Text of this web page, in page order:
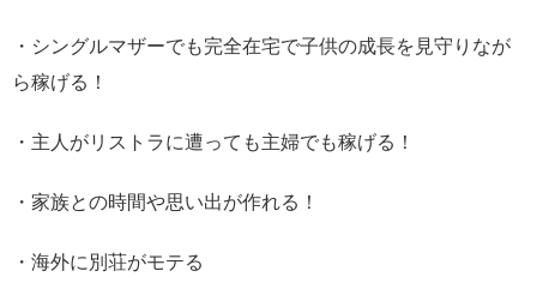
・シングルマザーでも完全在宅で子供の成長を見守りなが
ら稼げる！
・主人がリストラに遭っても主婦でも稼げる！
・家族との時間や思い出が作れる！
・海外に別荘がモテる